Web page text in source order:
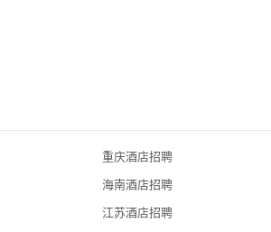
重庆酒店招聘
海南酒店招聘
江苏酒店招聘